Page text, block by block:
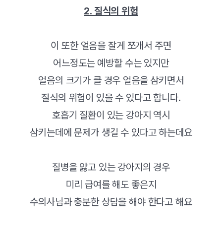
2. 질식의 위험
이 또한 얼음을 잘게 쪼개서 주면
어느정도는 예방할 수는 있지만
얼음의 크기가 클 경우 얼음을 삼키면서
질식의 위험이 있을 수 있다고 합니다.
호흡기 질환이 있는 강아지 역시
삼키는데에 문제가 생길 수 있다고 하는데요
질병을 앓고 있는 강아지의 경우
미리 급여를 해도 좋은지
수의사님과 충분한 상담을 해야 한다고 해요